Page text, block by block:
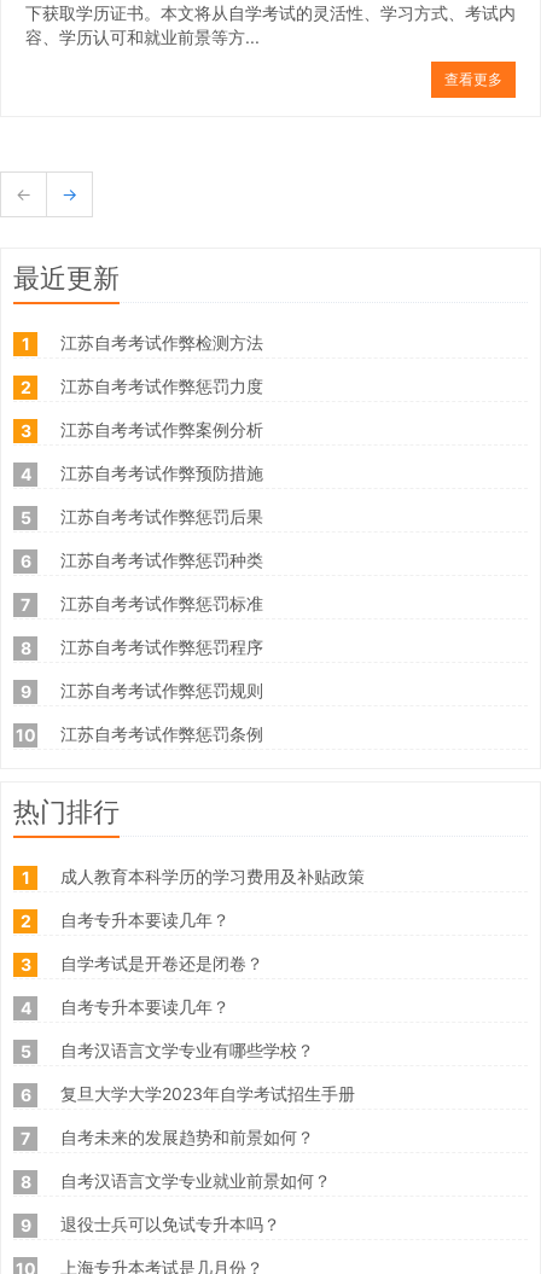
下获取学历证书。本文将从自学考试的灵活性、学习方式、考试内
容、学历认可和就业前景等方...
查看更多
← →
最近更新
1 江苏自考考试作弊检测方法
2 江苏自考考试作弊惩罚力度
3 江苏自考考试作弊案例分析
4 江苏自考考试作弊预防措施
5 江苏自考考试作弊惩罚后果
6 江苏自考考试作弊惩罚种类
7 江苏自考考试作弊惩罚标准
8 江苏自考考试作弊惩罚程序
9 江苏自考考试作弊惩罚规则
10 江苏自考考试作弊惩罚条例
热门排行
1 成人教育本科学历的学习费用及补贴政策
2 自考专升本要读几年？
3 自学考试是开卷还是闭卷？
4 自考专升本要读几年？
5 自考汉语言文学专业有哪些学校？
6 复旦大学大学2023年自学考试招生手册
7 自考未来的发展趋势和前景如何？
8 自考汉语言文学专业就业前景如何？
9 退役士兵可以免试专升本吗？
10 上海专升本考试是几月份？